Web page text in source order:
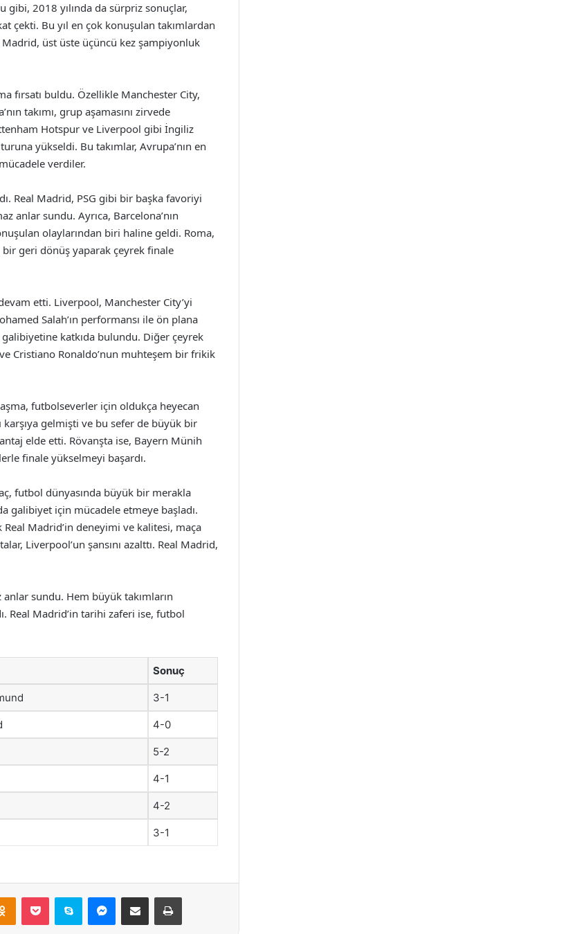
gibi, 2018 yılında da sürpriz sonuçlar,
çekti. Bu yıl en çok konuşulan takımlardan
üst üste üçüncü kez şampiyonluk
fırsatı buldu. Özellikle Manchester City,
takımı, grup aşamasını zirvede
Hotspur ve Liverpool gibi İngiliz
yükseldi. Bu takımlar, Avrupa’nın en
verdiler.
Real Madrid, PSG gibi bir başka favoriyi
anlar sundu. Ayrıca, Barcelona’nın
olaylarından biri haline geldi. Roma,
bir geri dönüş yaparak çeyrek finale
etti. Liverpool, Manchester City’yi
Salah’ın performansı ile ön plana
galibiyetine katkıda bulundu. Diğer çeyrek
Cristiano Ronaldo’nun muhteşem bir frikik
futbolseverler için oldukça heyecan
gelmişti ve bu sefer de büyük bir
elde etti. Rövanşta ise, Bayern Münih
finale yükselmeyi başardı.
futbol dünyasında büyük bir merakla
galibiyet için mücadele etmeye başladı.
Real Madrid’in deneyimi ve kalitesi, maça
Liverpool’un şansını azalttı. Real Madrid,
sundu. Hem büyük takımların
Real Madrid’in tarihi zaferi ise, futbol
Sonuç
3-1
4-0
5-2
4-1
4-2
3-1
Odnoklassniki
Pocket Skype Messenger
E-Posta ile paylaş Yazdır